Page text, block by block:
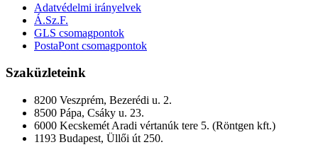
Adatvédelmi irányelvek
Á.Sz.F.
GLS csomagpontok
PostaPont csomagpontok
Szaküzleteink
8200 Veszprém, Bezerédi u. 2.
8500 Pápa, Csáky u. 23.
6000 Kecskemét Aradi vértanúk tere 5. (Röntgen kft.)
1193 Budapest, Üllői út 250.